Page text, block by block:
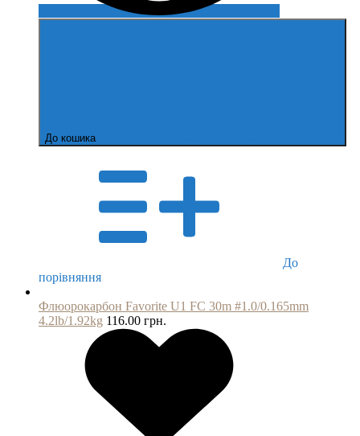
До кошика
До
порівняння
Флюорокарбон Favorite U1 FC 30m #1.0/0.165mm
4.2lb/1.92kg 116.00 грн.